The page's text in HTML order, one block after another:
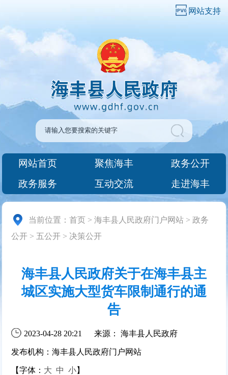
网站支持
网站首页 聚焦海丰
政务公开
政务服务
互动交流 走进海丰
当前位置：首页 >海丰县人民政府门户网站 >政务
公开 > 五公开 > 决策公开
海丰县人民政府关于在海丰县主
城区实施大型货车限制通行的通
告
2023-04-28 20:21 来源： 海丰县人民政府
发布机构：海丰县人民政府门户网站
【字体： 大 中 小】